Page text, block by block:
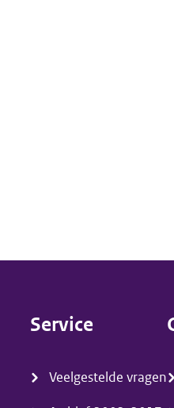
Service
Veelgestelde vragen